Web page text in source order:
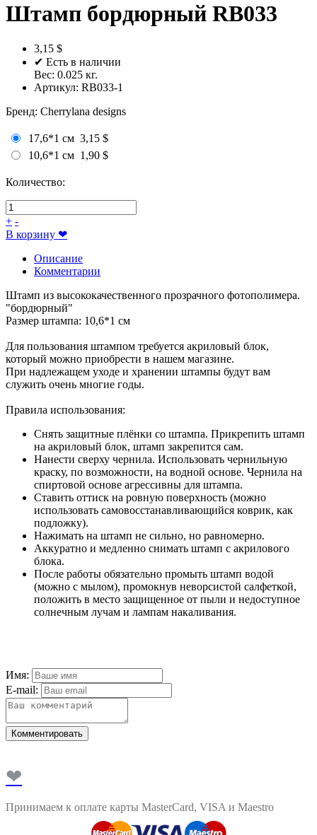
Штамп бордюрный RB033
3,15 $
✔ Есть в наличии
Вес: 0.025 кг.
Артикул: RB033-1
Бренд: Cherrylana designs
17,6*1 см 3,15 $
10,6*1 см 1,90 $
Количество:
+ -
В корзину ❤
Описание
Комментарии
Штамп из высококачественного прозрачного фотополимера.
"бордюрный"
Размер штампа: 10,6*1 см
Для пользования штампом требуется акриловый блок,
который можно приобрести в нашем магазине.
При надлежащем уходе и хранении штампы будут вам
служить очень многие годы.
Правила использования:
Снять защитные плёнки со штампа. Прикрепить штамп
на акриловый блок, штамп закрепится сам.
Нанести сверху чернила. Использовать чернильную
краску, по возможности, на водной основе. Чернила на
спиртовой основе агрессивны для штампа.
Ставить оттиск на ровную поверхность (можно
использовать самовосстанавливающийся коврик, как
подложку).
Нажимать на штамп не сильно, но равномерно.
Аккуратно и медленно снимать штамп с акрилового
блока.
После работы обязательно промыть штамп водой
(можно с мылом), промокнув неворсистой салфеткой,
положить в место защищенное от пыли и недоступное
солнечным лучам и лампам накаливания.
Имя:
E-mail:
Комментировать
❤
Принимаем к оплате карты MasterCard, VISA и Maestro